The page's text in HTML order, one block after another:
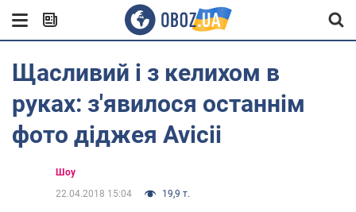
Щасливий і з келихом в
руках: з'явилося останнім
фото діджея Avicii
Шоу
22.04.2018 15:04
19,9 т.